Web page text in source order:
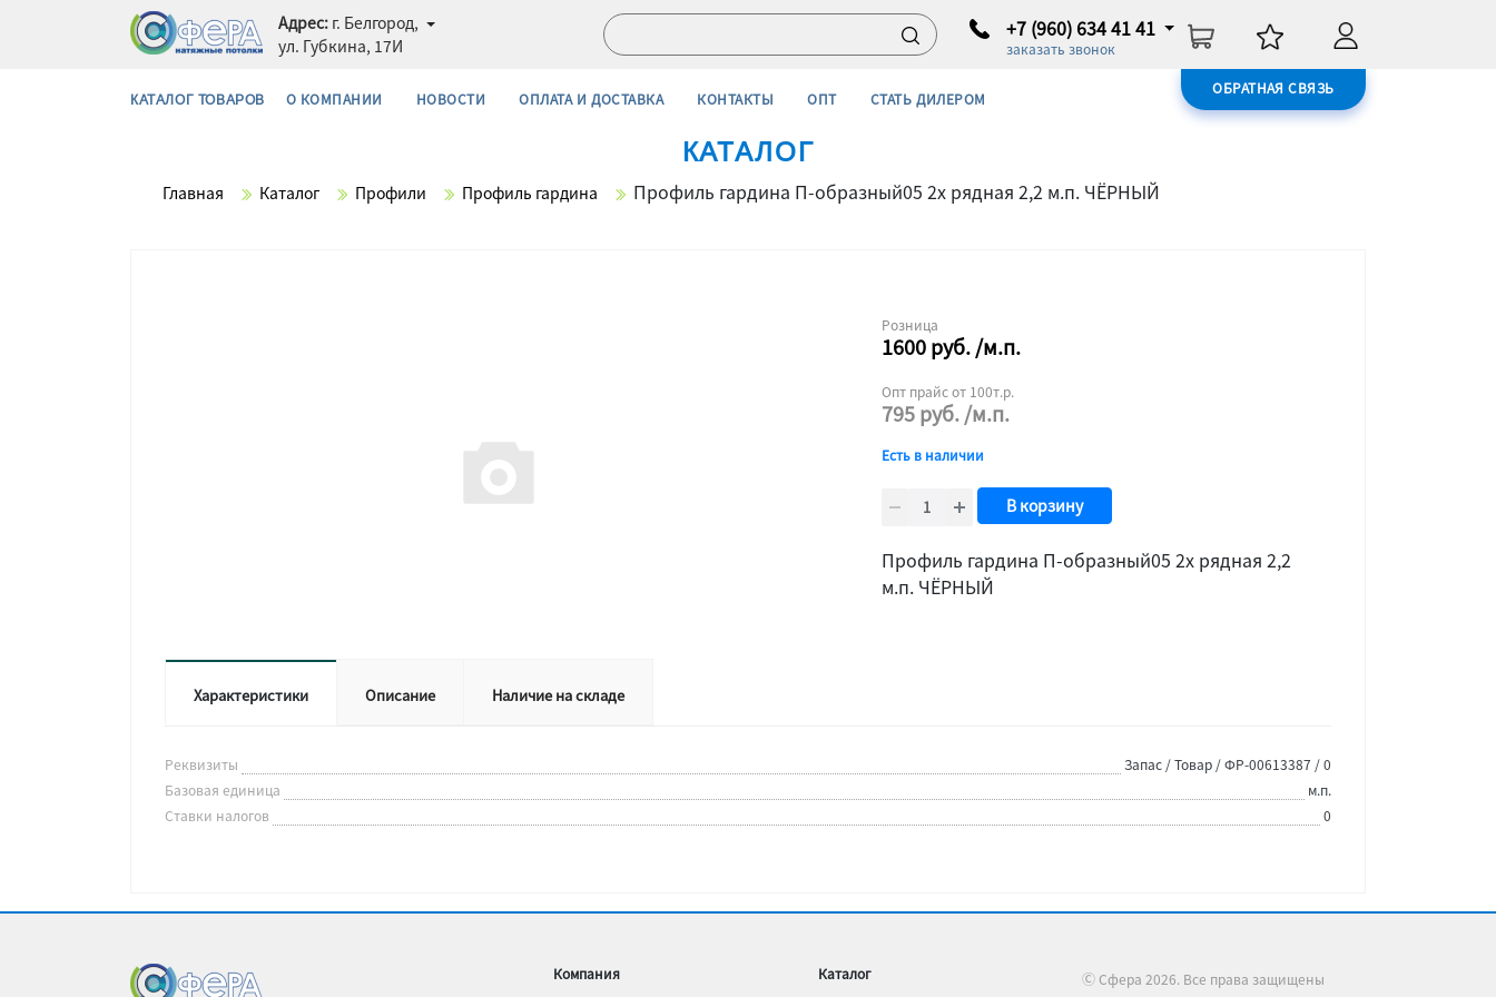
Адрес: г. Белгород,
ул. Губкина, 17И
+7 (960) 634 41 41
заказать звонок
ОБРАТНАЯ СВЯЗЬ
КАТАЛОГ ТОВАРОВ О КОМПАНИИ НОВОСТИ ОПЛАТА И ДОСТАВКА КОНТАКТЫ ОПТ СТАТЬ ДИЛЕРОМ
КАТАЛОГ
Главная Каталог Профили Профиль гардина Профиль гардина П-образный05 2х рядная 2,2 м.п. ЧЁРНЫЙ
Розница
1600руб./м.п.
Опт прайс от 100т.р.
795руб./м.п.
Есть в наличии
В корзину
Профиль гардина П-образный05 2х рядная 2,2
м.п. ЧЁРНЫЙ
Характеристики Описание Наличие на складе
Реквизиты
Запас / Товар / ФР-00613387 / 0
Базовая единица
м.п.
Ставки налогов
0
Компания
Каталог
Ⓒ Сфера 2026. Все права защищены